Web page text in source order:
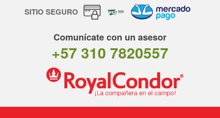
SITIO SEGURO
Comunícate con un asesor
+57 310 7820557